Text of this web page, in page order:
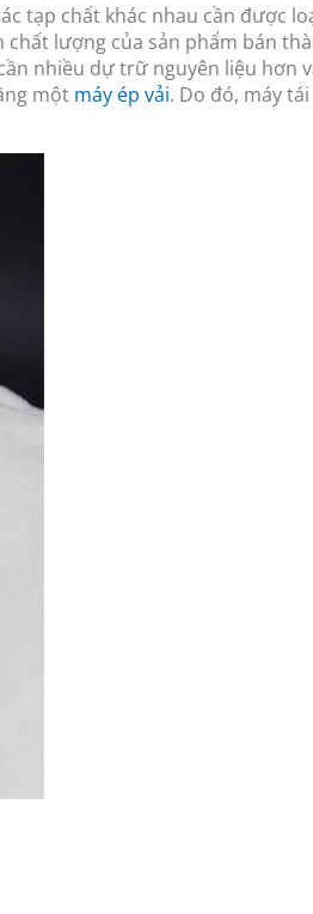
tạp chất khác nhau cần được
lượng của sản phẩm bán
nhiều dự trữ nguyên liệu hơn
một máy ép vải. Do đó, máy